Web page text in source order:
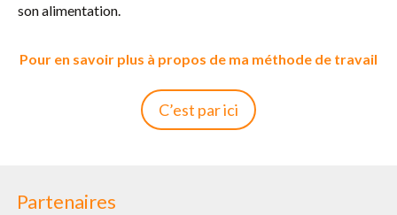
son alimentation.
Pour en savoir plus à propos de ma méthode de travail
C’est par ici
Partenaires